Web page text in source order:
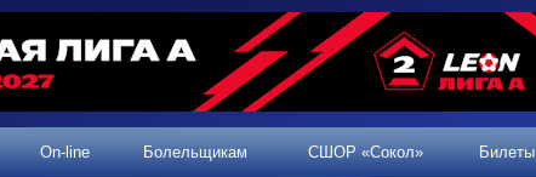
On-line Болельщикам СШОР «Сокол» Билеты